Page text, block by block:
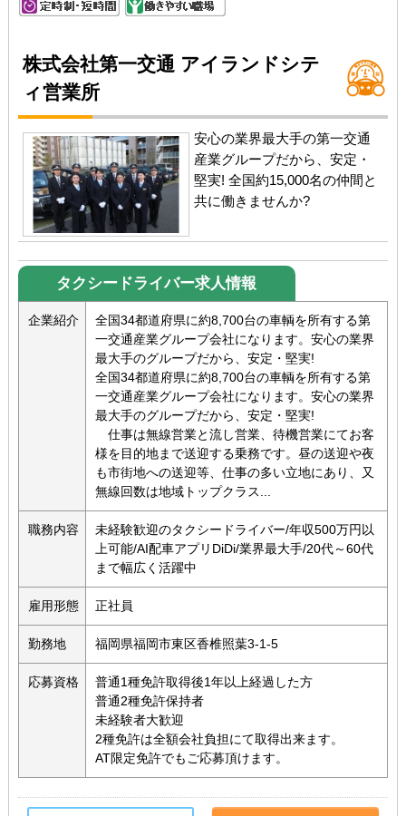
株式会社第一交通 アイランドシテ
ィ営業所
安心の業界最大手の第一交通
産業グループだから、安定・
堅実! 全国約15,000名の仲間と
共に働きませんか?
タクシードライバー求人情報
企業紹介
全国34都道府県に約8,700台の車輌を所有する第
一交通産業グループ会社になります。安心の業界
最大手のグループだから、安定・堅実!
全国34都道府県に約8,700台の車輌を所有する第
一交通産業グループ会社になります。安心の業界
最大手のグループだから、安定・堅実!
仕事は無線営業と流し営業、待機営業にてお客
様を目的地まで送迎する乗務です。昼の送迎や夜
も市街地への送迎等、仕事の多い立地にあり、又
無線回数は地域トップクラス...
職務内容
未経験歓迎のタクシードライバー/年収500万円以
上可能/AI配車アプリDiDi/業界最大手/20代～60代
まで幅広く活躍中
雇用形態 正社員
勤務地 福岡県福岡市東区香椎照葉3-1-5
応募資格
普通1種免許取得後1年以上経過した方
普通2種免許保持者
未経験者大歓迎
2種免許は全額会社負担にて取得出来ます。
AT限定免許でもご応募頂けます。